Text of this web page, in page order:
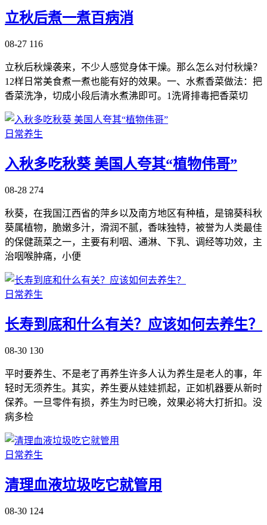
立秋后煮一煮百病消
08-27 116
立秋后秋燥袭来，不少人感觉身体干燥。那么怎么对付秋燥？
12样日常美食煮一煮也能有好的效果。一、水煮香菜做法：把
香菜洗净，切成小段后清水煮沸即可。1洗肾排毒把香菜切
日常养生
入秋多吃秋葵 美国人夸其“植物伟哥”
08-28 274
秋葵，在我国江西省的萍乡以及南方地区有种植，是锦葵科秋
葵属植物，脆嫩多汁，滑润不腻，香味独特，被誉为人类最佳
的保健蔬菜之一，主要有利咽、通淋、下乳、调经等功效，主
治咽喉肿痛，小便
日常养生
长寿到底和什么有关？应该如何去养生？
08-30 130
平时要养生、不是老了再养生许多人认为养生是老人的事，年
轻时无须养生。其实，养生要从娃娃抓起，正如机器要从新时
保养。一旦零件有损，养生为时已晚，效果必将大打折扣。没
病多检
日常养生
清理血液垃圾吃它就管用
08-30 124